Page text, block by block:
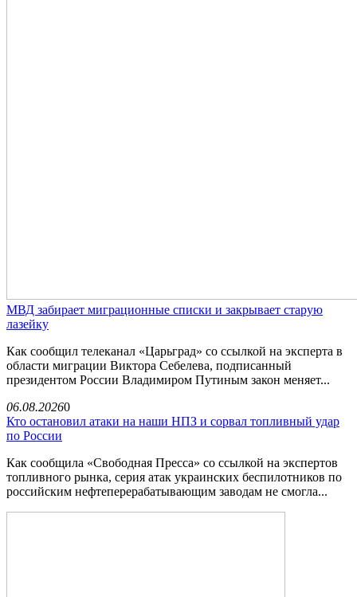
МВД забирает миграционные списки и закрывает старую
лазейку
Как сообщил телеканал «Царьград» со ссылкой на эксперта в
области миграции Виктора Себелева, подписанный
президентом России Владимиром Путиным закон меняет...
06.08.20260
Кто остановил атаки на наши НПЗ и сорвал топливный удар
по России
Как сообщила «Свободная Пресса» со ссылкой на экспертов
топливного рынка, серия атак украинских беспилотников по
российским нефтеперерабатывающим заводам не смогла...